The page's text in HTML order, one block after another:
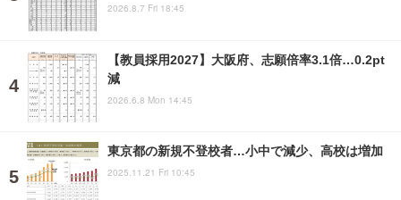
2026.8.7 Fri 18:45
【教員採用2027】大阪府、志願倍率3.1倍…0.2pt
減
2026.6.8 Mon 14:45
東京都の新規不登校者…小中で減少、高校は増加
2025.11.21 Fri 10:45